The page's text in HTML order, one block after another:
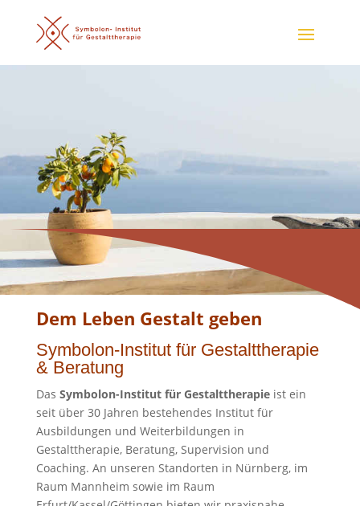
Schöne Aussichten
Dem Leben Gestalt geben
Symbolon-Institut für Gestalttherapie
& Beratung
Das Symbolon-Institut für Gestalttherapieist ein
seit über 30 Jahren bestehendes Institut für
Ausbildungen und Weiterbildungen in
Gestalttherapie, Beratung, Supervision und
Coaching. An unseren Standorten in Nürnberg, im
Raum Mannheim sowie im Raum